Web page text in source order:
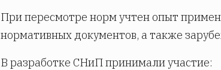
При пересмотре норм учтен опыт
нормативных документов, а также
В разработке СНиП принимали участие: